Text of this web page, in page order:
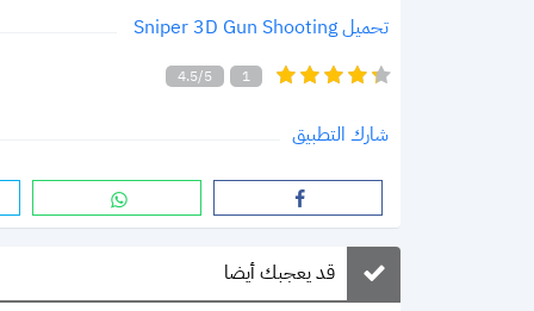
تحميل Sniper 3D Gun Shooting
4.5/5 1
شارك التطبيق
قد يعجبك أيضا